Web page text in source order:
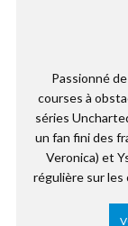
Passionné
courses à
séries
un fan fini des
Veronica) et
régulière sur les